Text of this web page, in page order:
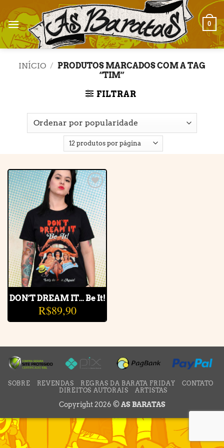
to
content
0
INÍCIO / PRODUTOS MARCADOS COM A TAG
“TIM”
FILTRAR
Adicionar
à lista de
desejos
DON’T DREAM IT… Be It!
R$89,90
SOBRE REVENDAS REGRAS DA BARATA FRIDAY
CONTATO
DIREITOS AUTORAIS
ARTISTAS
Copyright 2026 ©AS BARATAS